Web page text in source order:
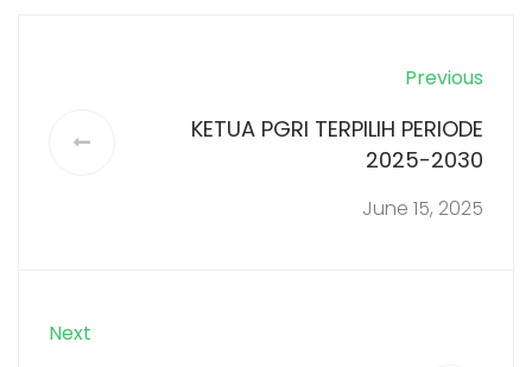
Previous
KETUA PGRI TERPILIH PERIODE
2025-2030
June 15, 2025
Next